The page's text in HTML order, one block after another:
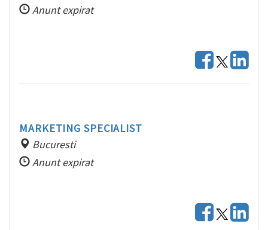
Anunt expirat
MARKETING SPECIALIST
Bucuresti
Anunt expirat